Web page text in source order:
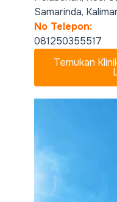
Samarinda,
No Telepon:
081250355517
Temukan